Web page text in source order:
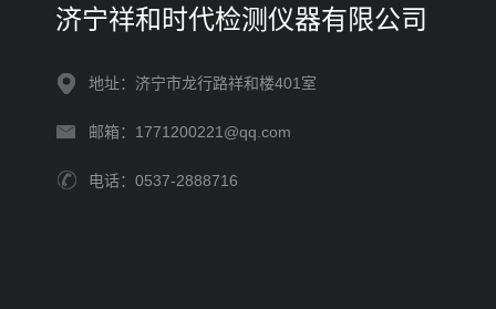
济宁祥和时代检测仪器有限公司
地址：济宁市龙行路祥和楼401室
邮箱：1771200221@qq.com
电话：0537-2888716